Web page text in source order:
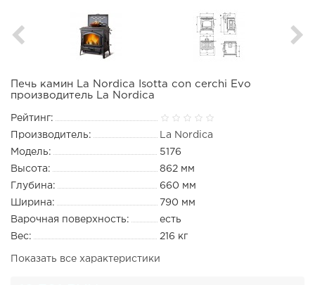
Печь камин La Nordica Isotta con cerchi Evo
производитель La Nordica
Рейтинг:
Производитель:
La Nordica
Модель:
5176
Высота:
862 мм
Глубина:
660 мм
Ширина:
790 мм
Варочная поверхность:
есть
Вес:
216 кг
Показать все характеристики